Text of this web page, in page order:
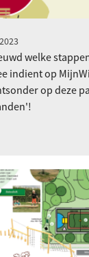
welke
indient op
op deze